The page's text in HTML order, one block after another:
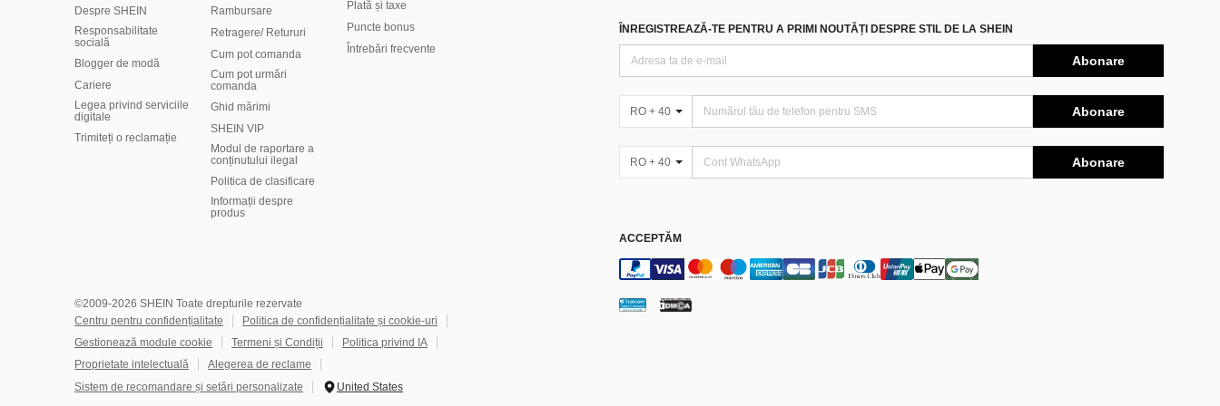
Despre SHEIN
Responsabilitate
socială
Blogger de modă
Cariere
Legea privind serviciile
digitale
Trimiteți o reclamație
Rambursare
Retragere/ Retururi
Cum pot comanda
Cum pot urmări
comanda
Ghid mărimi
SHEIN VIP
Modul de raportare a
conținutului ilegal
Politica de clasificare
​Informații despre
produs
Plată și taxe
Puncte bonus
Întrebări frecvente
ÎNREGISTREAZĂ-TE PENTRU A PRIMI NOUTĂȚI DESPRE STIL DE LA SHEIN
Abonare
RO + 40 Abonare
RO + 40 Abonare
ACCEPTĂM
©2009-2026 SHEIN Toate drepturile rezervate
Centru pentru confidențialitate
Politica de confidențialitate și cookie-uri
Gestionează module cookie
Termeni și Condiții
Politica privind IA
Proprietate intelectuală
Alegerea de reclame
Sistem de recomandare și setări personalizate
United States